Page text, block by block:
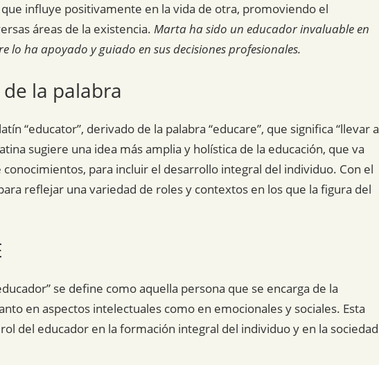
influye positivamente en la vida de otra, promoviendo el
áreas de la existencia. Marta ha sido un educador invaluable en
lo ha apoyado y guiado en sus decisiones profesionales.
la palabra
“educator”, derivado de la palabra “educare”, que significa “llevar a
sugiere una idea más amplia y holística de la educación, que va
para incluir el desarrollo integral del individuo. Con el
reflejar una variedad de roles y contextos en los que la figura del
se define como aquella persona que se encarga de la
en aspectos intelectuales como en emocionales y sociales. Esta
del educador en la formación integral del individuo y en la sociedad